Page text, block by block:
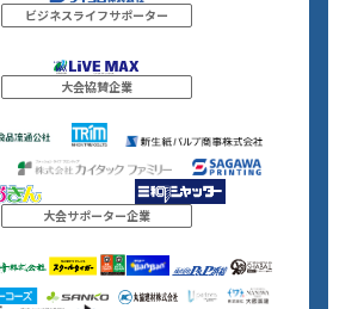
ビジネスライフサポーター
大会協賛企業
大会サポーター企業